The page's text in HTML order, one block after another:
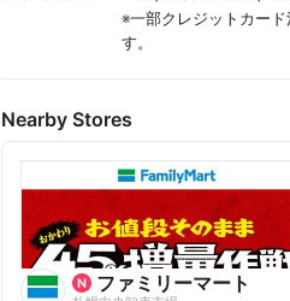
※一部クレジットカー
す。
Nearby Stores
ファミリーマート